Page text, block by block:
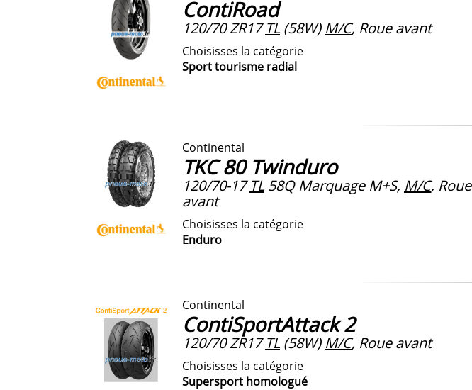
ContiRoad
120/70 ZR17 TL(58W) M/C, Roue avant
Choisisses la catégorie
Sport tourisme radial
Continental
TKC 80 Twinduro
120/70-17 TL58Q Marquage M+S, M/C, Roue
avant
Choisisses la catégorie
Enduro
Continental
ContiSportAttack 2
120/70 ZR17 TL(58W) M/C, Roue avant
Choisisses la catégorie
Supersport homologué